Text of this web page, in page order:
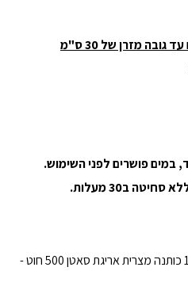
גובה מזרן של 30 ס"מ
במים פושרים לפני השימוש.
ב30 מעלות.
סרטון הסבר על המוצר מצעי 100% כותנה מצרית אריגת סאטן 500 חוט -